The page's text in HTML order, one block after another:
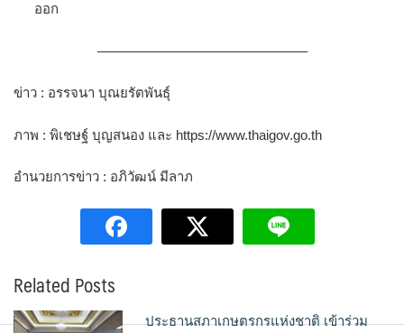
ออก
———————————————–
ข่าว : อรรจนา บุณยรัตพันธุ์
ภาพ : พิเชษฐ์ บุญสนอง และ https://www.thaigov.go.th
อำนวยการข่าว : อภิวัฒน์ มีลาภ
Related Posts
ประธานสภาเกษตรกรแห่งชาติ เข้าร่วม